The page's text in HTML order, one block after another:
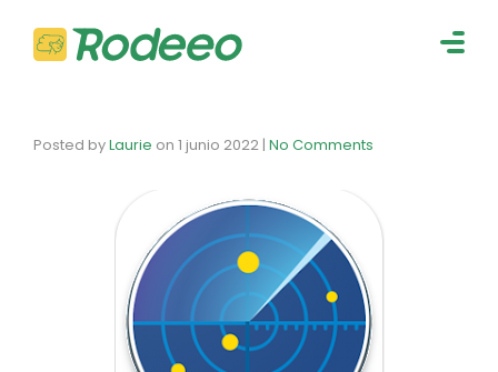
Posted byLaurie on 1 junio 2022 | No Comments